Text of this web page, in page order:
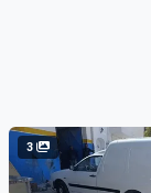
3